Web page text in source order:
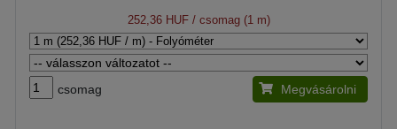
252,36 HUF/ csomag (1 m)
csomag Megvásárolni